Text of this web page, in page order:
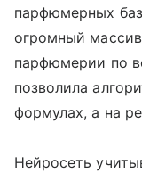
парфюмерных
огромный
парфюмерии по
позволила
формулах, а на
Нейросеть